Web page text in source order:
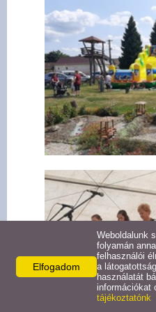
Pályázatok
Választási információk -
Felsőrajk
Választási információk -
Alsórajk
Közérdekű adatok -
Alsórajk
EFOP-1.5.2-16-2017-
Elfogadom
Weboldalunk
folyamán
felhasználói
a
használatát
információkat
tájékoztatónk